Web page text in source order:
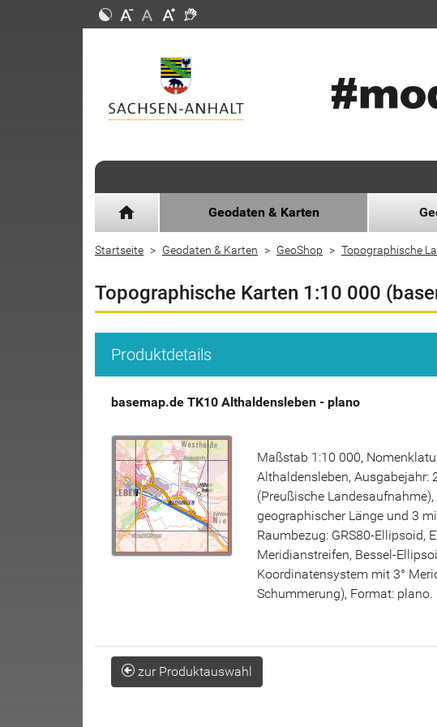
home Geodaten & Karten
Startseite Geodaten & Karten GeoShop Topographische
Topographische Karten 1:10 000
Produktdetails
basemap.de TK10 Althaldensleben - plano
Maßstab 1:10 000,
Althaldensleben,
(Preußische
geographischer Länge und 3
Raumbezug: GRS80-Ellipsoid,
Meridianstreifen, Bessel-
Koordinatensystem mit 3°
Schummerung), Format: plano.
zur Produktauswahl